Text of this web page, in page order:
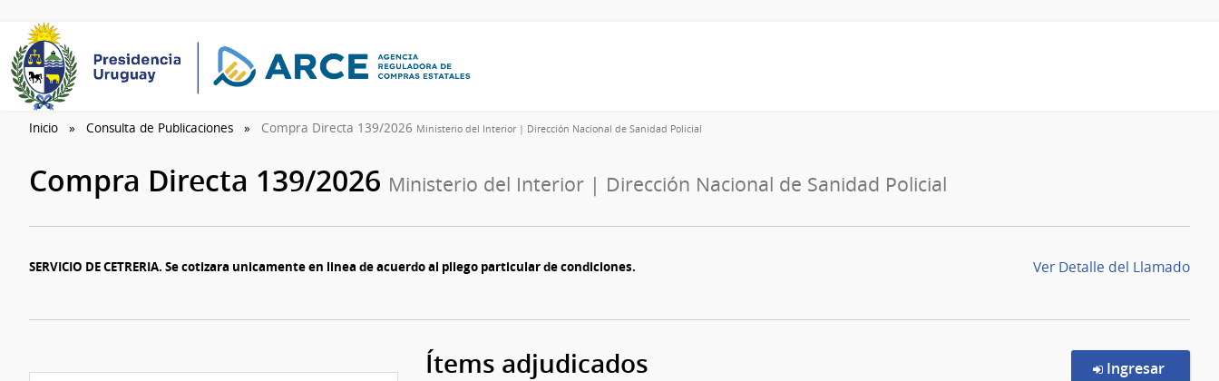
Inicio Consulta de Publicaciones Compra Directa 139/2026 Ministerio del Interior | Dirección Nacional de Sanidad Policial
Compra Directa 139/2026 Ministerio del Interior | Dirección Nacional de Sanidad Policial
SERVICIO DE CETRERIA. Se cotizara unicamente en linea de acuerdo al pliego particular de condiciones. Ver Detalle del Llamado
Ítems adjudicados Ingresar